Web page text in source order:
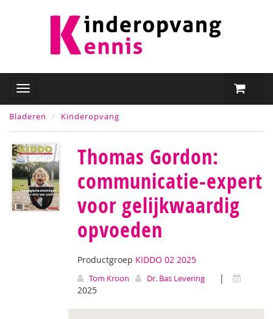
Bladeren Kinderopvang
Thomas Gordon:
communicatie-expert
voor gelijkwaardig
opvoeden
Productgroep KIDDO 02 2025
Tom Kroon Dr. Bas Levering
|
2025